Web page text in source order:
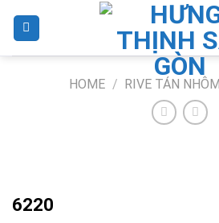
HOME / RIVE TÁN
6220